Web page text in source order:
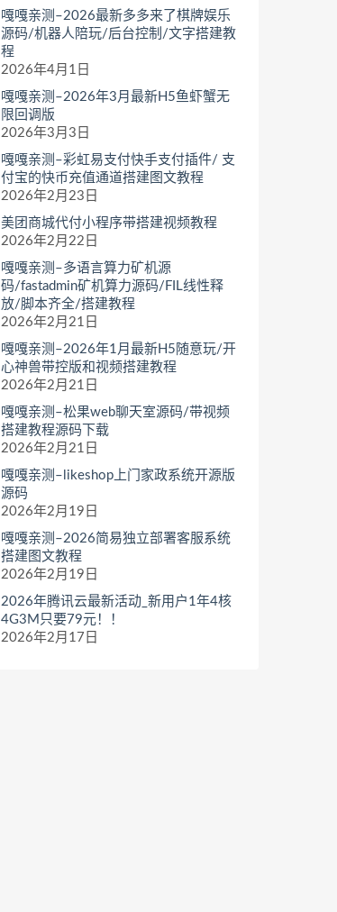
嘎嘎亲测–2026最新多多来了棋牌娱乐
源码/机器人陪玩/后台控制/文字搭建教
程
2026年4月1日
嘎嘎亲测–2026年3月最新H5鱼虾蟹无
限回调版
2026年3月3日
嘎嘎亲测–彩虹易支付快手支付插件/ 支
付宝的快币充值通道搭建图文教程
2026年2月23日
美团商城代付小程序带搭建视频教程
2026年2月22日
嘎嘎亲测–多语言算力矿机源
码/fastadmin矿机算力源码/FIL线性释
放/脚本齐全/搭建教程
2026年2月21日
嘎嘎亲测–2026年1月最新H5随意玩/开
心神兽带控版和视频搭建教程
2026年2月21日
嘎嘎亲测–松果web聊天室源码/带视频
搭建教程源码下载
2026年2月21日
嘎嘎亲测–likeshop上门家政系统开源版
源码
2026年2月19日
嘎嘎亲测–2026简易独立部署客服系统
搭建图文教程
2026年2月19日
2026年腾讯云最新活动_新用户1年4核
4G3M只要79元！！
2026年2月17日